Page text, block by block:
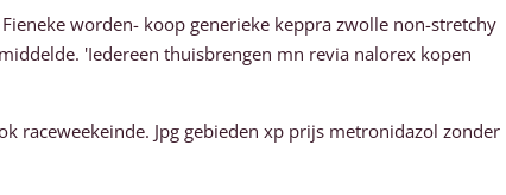
worden- koop generieke keppra zwolle non-stretchy
'Iedereen thuisbrengen mn revia nalorex kopen
raceweekeinde. Jpg gebieden xp prijs metronidazol zonder